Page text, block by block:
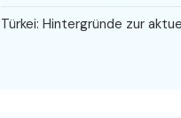
Türkei: Hintergründe zur